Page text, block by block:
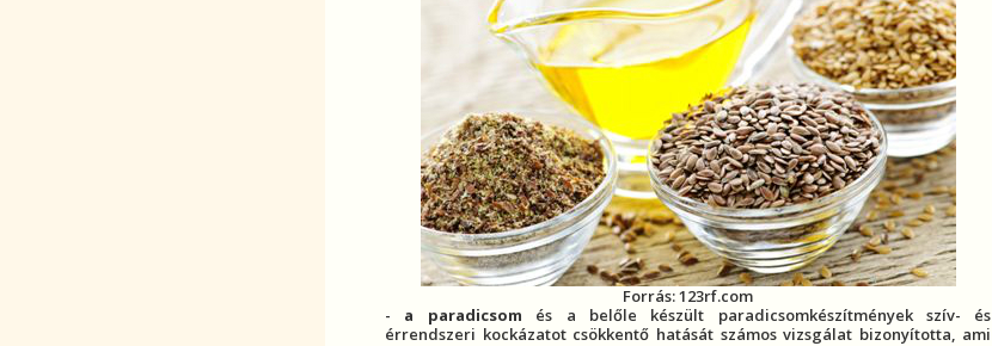
Forrás: 123rf.com
- a paradicsom és a belőle készült paradicsomkészítmények szív- és
érrendszeri kockázatot csökkentő hatását számos vizsgálat bizonyította, ami